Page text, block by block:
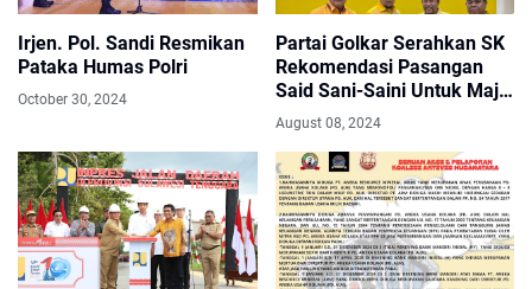
Irjen. Pol. Sandi Resmikan
Pataka Humas Polri
October 30, 2024
Partai Golkar Serahkan SK
Rekomendasi Pasangan
Said Sani-Saini Untuk Maju
Sebagai Calon Bupati Dan
Calon Wakil Bupati Gayo
Lues
August 08, 2024